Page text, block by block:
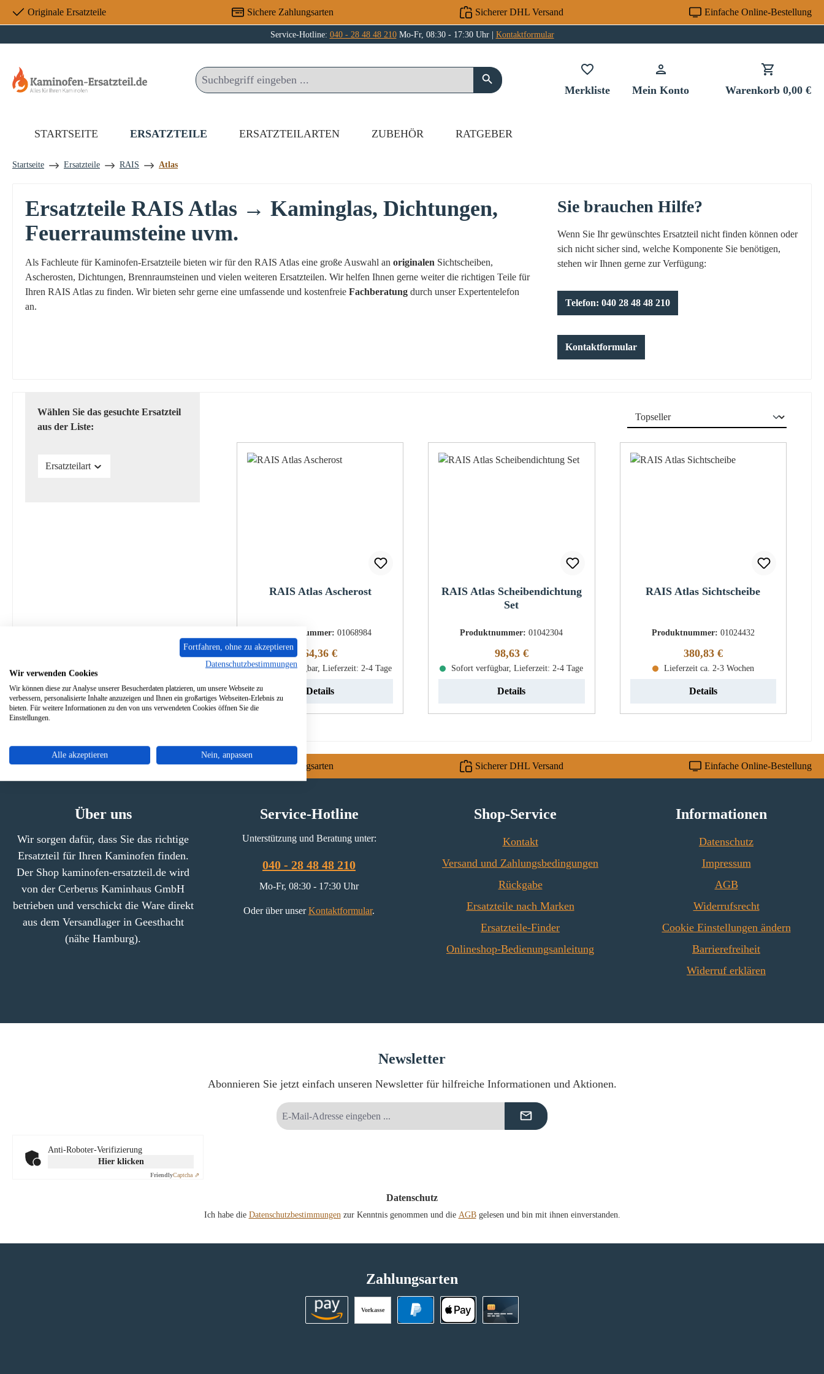
Hauptinhalt springen
Zur Suche springen
Zur Hauptnavigation springen
Originale Ersatzteile Sichere Zahlungsarten Sicherer DHL Versand Einfache Online-Bestellung
Service-Hotline: 040 - 28 48 48 210Mo-Fr, 08:30 - 17:30 Uhr | Kontaktformular
MerklisteDu hast 0 Produkte auf dem Merkzettel
Mein Konto Warenkorb 0,00 €
STARTSEITE ERSATZTEILE ERSATZTEILARTEN ZUBEHÖR RATGEBER
Startseite Ersatzteile RAIS Atlas
Ersatzteile RAIS Atlas → Kaminglas, Dichtungen,
Feuerraumsteine uvm.
Als Fachleute für Kaminofen-Ersatzteile bieten wir für den RAIS Atlas eine große Auswahl an originalen Sichtscheiben,
Ascherosten, Dichtungen, Brennraumsteinen und vielen weiteren Ersatzteilen. Wir helfen Ihnen gerne weiter die richtigen Teile für
Ihren RAIS Atlas zu finden. Wir bieten sehr gerne eine umfassende und kostenfreie Fachberatung durch unser Expertentelefon
an.
Sie brauchen Hilfe?
Wenn Sie Ihr gewünschtes Ersatzteil nicht finden können oder
sich nicht sicher sind, welche Komponente Sie benötigen,
stehen wir Ihnen gerne zur Verfügung:
Telefon: 040 28 48 48 210
Kontaktformular
Wählen Sie das gesuchte Ersatzteil
aus der Liste:
Ersatzteilart
RAIS Atlas Ascherost
Produktnummer:01068984
Regulärer Preis:
64,36 €
Sofort verfügbar, Lieferzeit: 2-4 Tage
Details
RAIS Atlas Scheibendichtung
Set
Produktnummer:01042304
Regulärer Preis:
98,63 €
Sofort verfügbar, Lieferzeit: 2-4 Tage
Details
RAIS Atlas Sichtscheibe
Produktnummer: 01024432
Regulärer Preis:
380,83 €
Lieferzeit ca. 2-3 Wochen
Details
Originale Ersatzteile Sichere Zahlungsarten Sicherer DHL Versand Einfache Online-Bestellung
Über uns
Wir sorgen dafür, dass Sie das richtige
Ersatzteil für Ihren Kaminofen finden.
Der Shop kaminofen-ersatzteil.de wird
von der Cerberus Kaminhaus GmbH
betrieben und verschickt die Ware direkt
aus dem Versandlager in Geesthacht
(nähe Hamburg).
Service-Hotline
Unterstützung und Beratung unter:
040 - 28 48 48 210
Mo-Fr, 08:30 - 17:30 Uhr
Oder über unserKontaktformular.
Shop-Service
Kontakt
Versand und Zahlungsbedingungen
Rückgabe
Ersatzteile nach Marken
Ersatzteile-Finder
Onlineshop-Bedienungsanleitung
Informationen
Datenschutz
Impressum
AGB
Widerrufsrecht
Cookie Einstellungen ändern
Barrierefreiheit
Widerruf erklären
Newsletter
Abonnieren Sie jetzt einfach unseren Newsletter für hilfreiche Informationen und Aktionen.
E-
Mail-
Anti-Roboter-Verifizierung
Hier klicken
FriendlyCaptcha ⇗
Datenschutz
Ich habe die Datenschutzbestimmungenzur Kenntnis genommen und die AGBgelesen und bin mit ihnen einverstanden.
Zahlungsarten
Vorkasse
Fortfahren, ohne zu akzeptieren
Datenschutzbestimmungen
Wir verwenden Cookies
Wir können diese zur Analyse unserer Besucherdaten platzieren, um unsere Webseite zu
verbessern, personalisierte Inhalte anzuzeigen und Ihnen ein großartiges Webseiten-Erlebnis zu
bieten. Für weitere Informationen zu den von uns verwendeten Cookies öffnen Sie die
Einstellungen.
Alle akzeptieren Nein, anpassen